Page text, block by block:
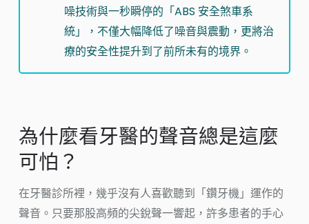
噪技術與一秒瞬停的「ABS 安全煞車系
統」，不僅大幅降低了噪音與震動，更將治
療的安全性提升到了前所未有的境界。
為什麼看牙醫的聲音總是這麼
可怕？
在牙醫診所裡，幾乎沒有人喜歡聽到「鑽牙機」運作的
聲音。只要那股高頻的尖銳聲一響起，許多患者的手心